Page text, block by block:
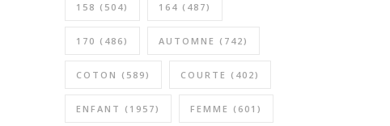
158 (504) 164 (487)
170 (486) AUTOMNE (742)
COTON (589) COURTE (402)
ENFANT (1957) FEMME (601)